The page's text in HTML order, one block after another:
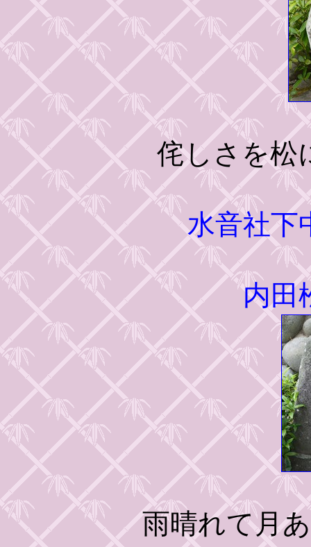
侘しさを松
水音社下
内田
雨晴れて月